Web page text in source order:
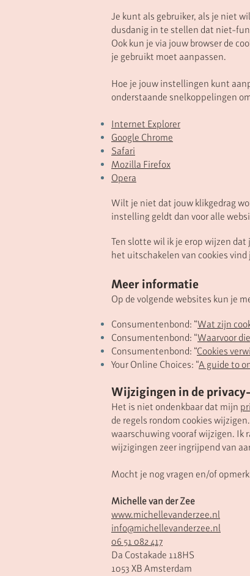
Je kunt als gebruiker, als je niet
dusdanig in te stellen dat niet-
Ook kun je via jouw browser de
je gebruikt moet aanpassen.
Hoe je jouw instellingen kunt
onderstaande snelkoppelingen
Internet Explorer
Google Chrome
Safari
Mozilla Firefox
Opera
Wilt je niet dat jouw klikgedrag
instelling geldt dan voor alle
Ten slotte wil ik je erop wijzen dat
het uitschakelen van cookies vind
Meer informatie
Op de volgende websites kun je
Consumentenbond: “Wat zijn
Consumentenbond: “Waarvoor
Consumentenbond: “Cookies
Your Online Choices: “A guide to
Wijzigingen in de
Het is niet ondenkbaar dat mijn
de regels rondom cookies
waarschuwing vooraf wijzigen. Ik
wijzigingen zeer ingrijpend van
Mocht je nog vragen en/of
Michelle van der Zee
www.michellevanderzee.nl
info@michellevanderzee.nl
06 51 082 417
Da Costakade 118HS
1053 XB Amsterdam